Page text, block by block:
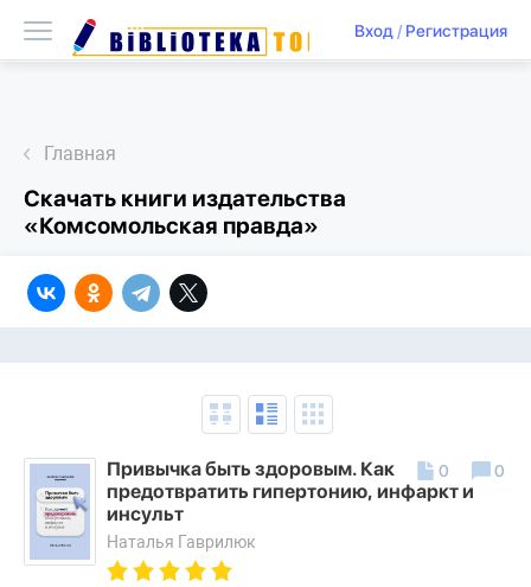
Вход/ Регистрация
Главная
Скачать книги издательства
«Комсомольская правда»
Привычка быть здоровым. Как
предотвратить гипертонию, инфаркт и
инсульт
Наталья Гаврилюк
0 0